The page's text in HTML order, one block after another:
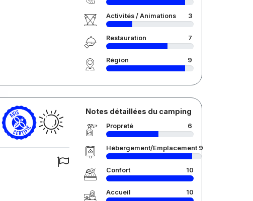
Activités / Animations 3
Restauration 7
Région 9
Notes détaillées du camping
Propreté 6
Hébergement/Emplacement 9
Confort 10
Accueil 10